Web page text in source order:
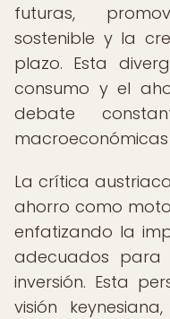
futuras,
sostenible y la
plazo. Esta
consumo y el
debate
La crítica
ahorro como
enfatizando la
adecuados
inversión. Esta
visión